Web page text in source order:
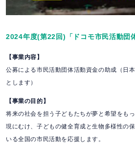
2024年度(第22回)「ドコモ市民活動団
【事業内容】
公募による市民活動団体活動資金の助成（日
とします）
【事業の目的】
将来の社会を担う子どもたちが夢と希望をも
現にむけ、子どもの健全育成と生物多様性の
いる全国の市民活動を応援します。